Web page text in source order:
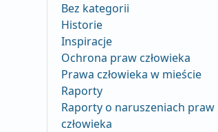
Bez kategorii
Historie
Inspiracje
Ochrona praw człowieka
Prawa człowieka w mieście
Raporty
Raporty o naruszeniach praw
człowieka